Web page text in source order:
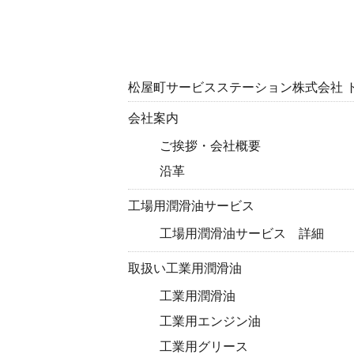
松屋町サービスステーション株式会社
会社案内
ご挨拶・会社概要
沿革
工場用潤滑油サービス
工場用潤滑油サービス 詳細
取扱い工業用潤滑油
工業用潤滑油
工業用エンジン油
工業用グリース